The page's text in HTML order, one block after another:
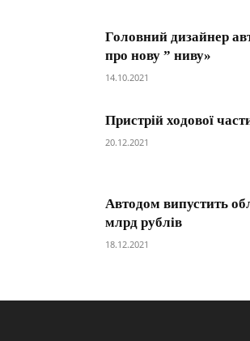
Головний дизайнер
про нову ” ниву»
14.10.2021
Пристрій ходової
20.12.2021
Автодом випустить
млрд рублів
18.12.2021